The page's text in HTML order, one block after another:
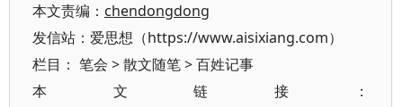
本文责编： chendongdong
发信站：爱思想（https://www.aisixiang.com）
栏目： 笔会 >散文随笔>百姓记事
本文链接：